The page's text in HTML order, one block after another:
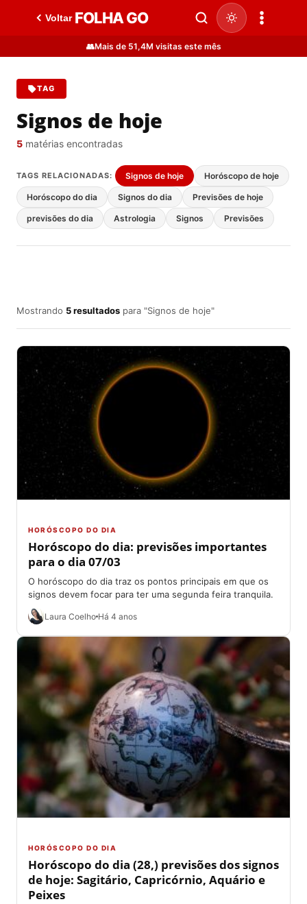
Voltar FOLHA GO
👥Mais de 51,4M visitas este mês
TAG
Signos de hoje
5 matérias encontradas
TAGS RELACIONADAS: Signos de hoje Horóscopo de hoje
Horóscopo do dia Signos do dia Previsões de hoje
previsões do dia Astrologia Signos Previsões
Mostrando 5 resultados para "Signos de hoje"
HORÓSCOPO DO DIA
Horóscopo do dia: previsões importantes
para o dia 07/03
O horóscopo do dia traz os pontos principais em que os
signos devem focar para ter uma segunda feira tranquila.
Laura Coelho Há 4 anos
HORÓSCOPO DO DIA
Horóscopo do dia (28,) previsões dos signos
de hoje: Sagitário, Capricórnio, Aquário e
Peixes